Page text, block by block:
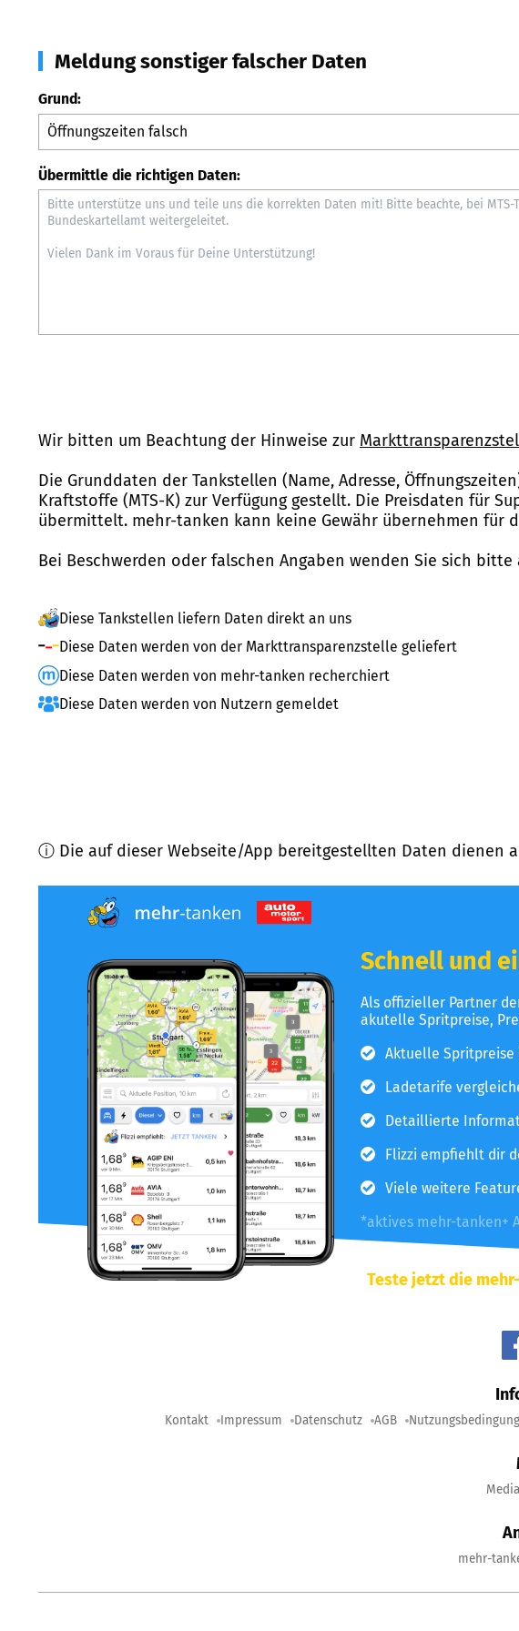
Meldung sonstiger falscher Daten
Grund:
Übermittle die richtigen Daten:
Wir bitten um Beachtung der Hinweise zur
Die Grunddaten der Tankstellen (Name, Adresse,
Kraftstoffe (MTS-K) zur Verfügung gestellt. Die Preisdaten für
übermittelt. mehr-tanken kann keine Gewähr übernehmen
Bei Beschwerden oder falschen Angaben wenden Sie sich bitte
Diese Tankstellen liefern Daten direkt an uns
Diese Daten werden von der Markttransparenzstelle geliefert
Diese Daten werden von mehr-tanken recherchiert
Diese Daten werden von Nutzern gemeldet
ⓘ Die auf dieser Webseite/App bereitgestellten Daten dienen
Schnell und
Als offizieller Partner
akutelle Spritpreise,
Aktuelle Spritpreise
Ladetarife
Detaillierte
Flizzi empfiehlt dir
Viele weitere
*aktives mehr-tanken+
Teste jetzt die
Kontakt Impressum Datenschutz AGB
mehr-